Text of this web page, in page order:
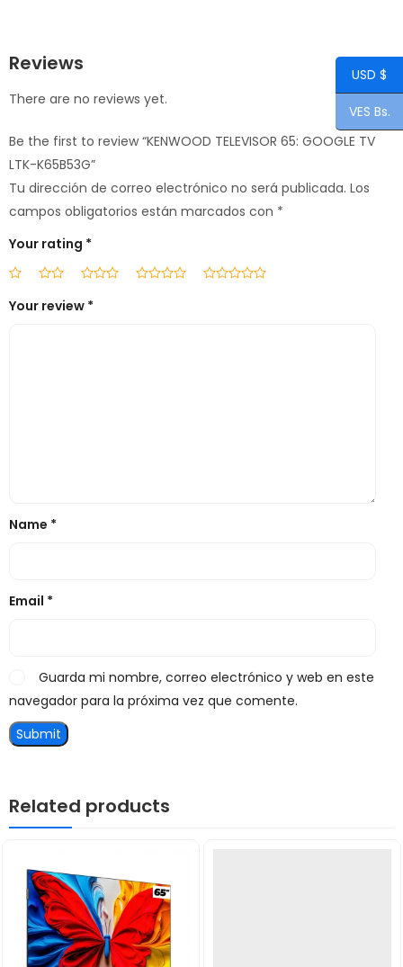
Reviews
There are no reviews yet.
Be the first to review “KENWOOD TELEVISOR 65: GOOGLE TV
LTK-K65B53G”
Tu dirección de correo electrónico no será publicada. Los
campos obligatorios están marcados con *
Your rating *
Your review *
Name *
Email *
Guarda mi nombre, correo electrónico y web en este
navegador para la próxima vez que comente.
Related products
USD $
VES Bs.